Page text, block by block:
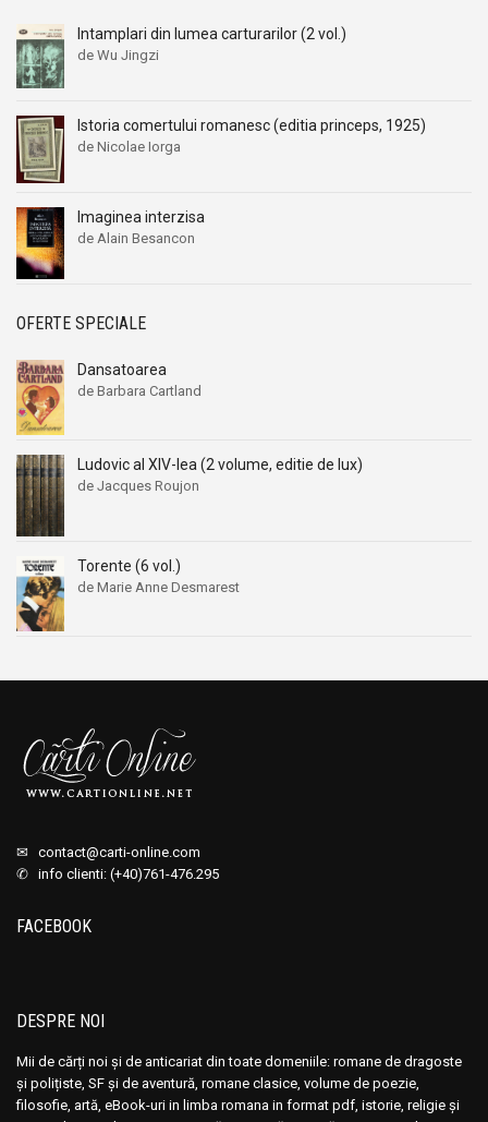
Intamplari din lumea carturarilor (2 vol.)
de Wu Jingzi
Istoria comertului romanesc (editia princeps, 1925)
de Nicolae Iorga
Imaginea interzisa
de Alain Besancon
OFERTE SPECIALE
Dansatoarea
de Barbara Cartland
Ludovic al XIV-lea (2 volume, editie de lux)
de Jacques Roujon
Torente (6 vol.)
de Marie Anne Desmarest
✉ contact@carti-online.com
✆ info clienti: (+40)761-476.295
FACEBOOK
DESPRE NOI
Mii de cărți noi și de anticariat din toate domeniile: romane de dragoste
și polițiste, SF și de aventură, romane clasice, volume de poezie,
filosofie, artă, eBook-uri in limba romana in format pdf, istorie, religie și